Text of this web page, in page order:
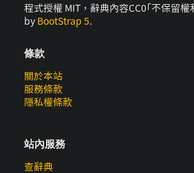
程式授權 MIT，辭典內容CC0｢不保留
by BootStrap 5.
條款
關於本站
服務條款
隱私權條款
站內服務
查辭典